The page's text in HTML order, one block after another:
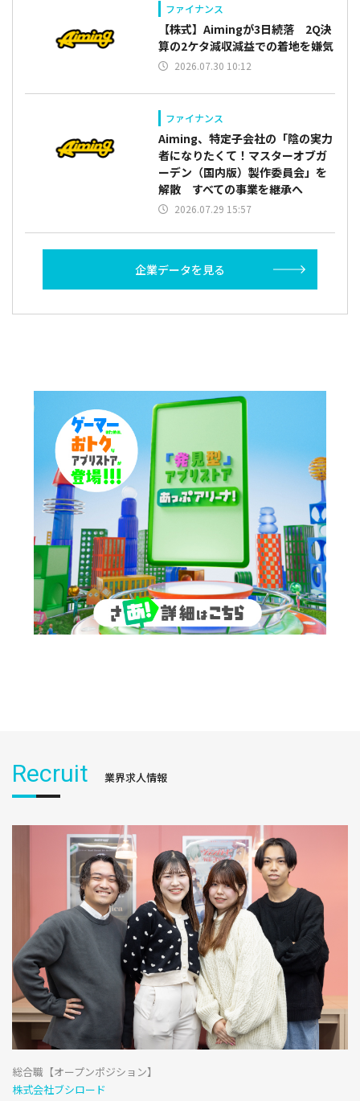
ファイナンス
【株式】Aimingが3日続落 2Q決
算の2ケタ減収減益での着地を嫌気
2026.07.30 10:12
ファイナンス
Aiming、特定子会社の「陰の実力
者になりたくて！マスターオブガ
ーデン（国内版）製作委員会」を
解散 すべての事業を継承へ
2026.07.29 15:57
企業データを見る
Recruit 業界求人情報
総合職【オープンポジション】
株式会社ブシロード